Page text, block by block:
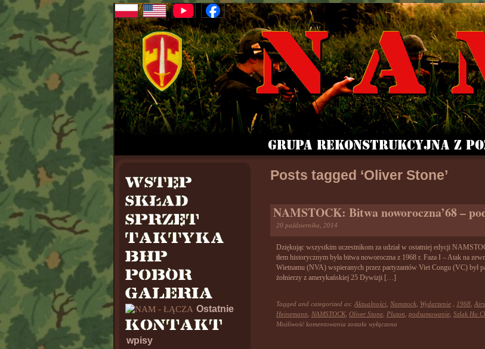
Ostatnie
wpisy
Posts tagged ‘Oliver Stone’
NAMSTOCK: Bitwa noworoczna’68 –
20 października, 2014
Dziękując wszystkim uczestnikom za udział w ostatniej edycji
tłem historycznym była bitwa noworoczna z 1968 r. Faza I – Atak na
Wietnamu (NVA) wspieranych przez partyzantów Viet Congu (VC) był
żołnierzy z amerykańskiej 25 Dywizji […]
Tagged and categorized as: Aktualności Namstock Wydarzenie 1968
Heinemann
NAMSTOCK, Oliver Stone Pluton podsumowanie Szlak Ho
Możliwość komentowania NAMSTOCK:
została wyłączona